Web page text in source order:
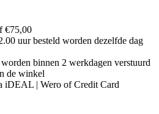
€75,00
uur besteld worden dezelfde dag
binnen 2 werkdagen verstuurd
de winkel
iDEAL | Wero of Credit Card